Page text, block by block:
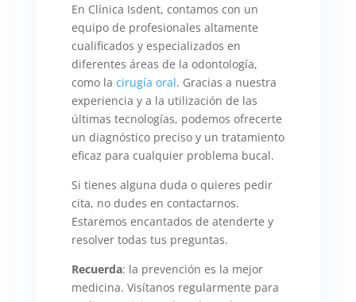
En Clínica Isdent, contamos con un
equipo de profesionales altamente
cualificados y especializados en
diferentes áreas de la odontología,
como la cirugía oral. Gracias a nuestra
experiencia y a la utilización de las
últimas tecnologías, podemos ofrecerte
un diagnóstico preciso y un tratamiento
eficaz para cualquier problema bucal.
Si tienes alguna duda o quieres pedir
cita, no dudes en contactarnos.
Estaremos encantados de atenderte y
resolver todas tus preguntas.
Recuerda: la prevención es la mejor
medicina. Visítanos regularmente para